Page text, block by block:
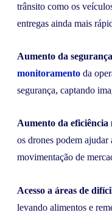
trânsito como os
entregas ainda mais
Aumento da
monitoramento da
segurança, captando
Aumento da eficiência
os drones podem
movimentação de
Acesso a áreas de
levando alimentos e